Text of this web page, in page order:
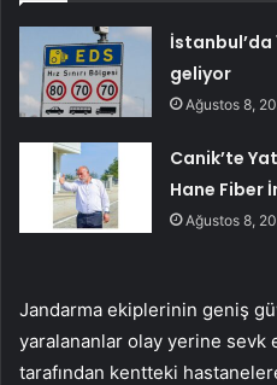
İstanbul’da
geliyor
Ağustos 8,
Canik’te
Hane Fiber
Ağustos 8,
Jandarma ekiplerinin geniş
yaralananlar olay yerine sevk
tarafından kentteki